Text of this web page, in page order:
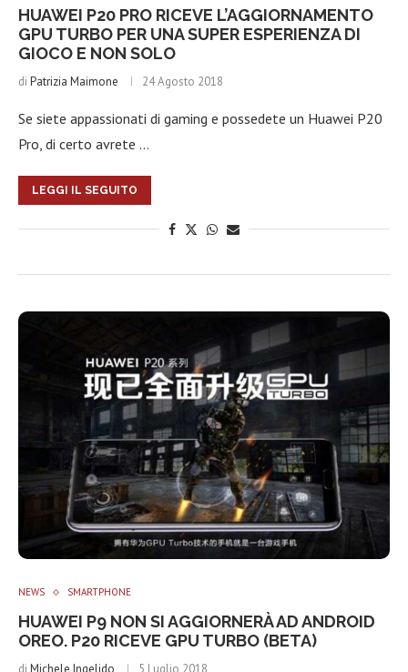
HUAWEI P20 PRO RICEVE L’AGGIORNAMENTO
GPU TURBO PER UNA SUPER ESPERIENZA DI
GIOCO E NON SOLO
di Patrizia Maimone 24 Agosto 2018
Se siete appassionati di gaming e possedete un Huawei P20
Pro, di certo avrete …
LEGGI IL SEGUITO
NEWS SMARTPHONE
HUAWEI P9 NON SI AGGIORNERÀ AD ANDROID
OREO. P20 RICEVE GPU TURBO (BETA)
di Michele Ingelido 5 Luglio 2018